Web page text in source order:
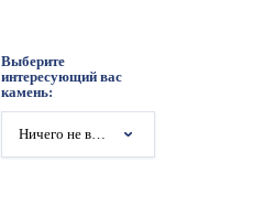
Выберите
интересующий вас
камень:
Ничего не выбрано